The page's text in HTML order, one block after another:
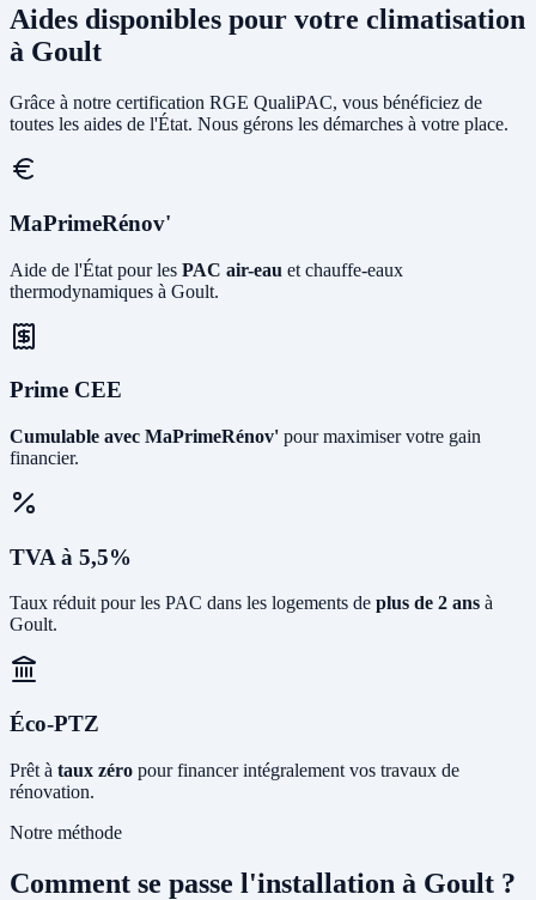
Aides disponibles pour votre climatisation
à Goult
Grâce à notre certification RGE QualiPAC, vous bénéficiez de
toutes les aides de l'État. Nous gérons les démarches à votre place.
MaPrimeRénov'
Aide de l'État pour les PAC air-eau et chauffe-eaux
thermodynamiques à Goult.
Prime CEE
Cumulable avec MaPrimeRénov' pour maximiser votre gain
financier.
TVA à 5,5%
Taux réduit pour les PAC dans les logements de plus de 2 ans à
Goult.
Éco-PTZ
Prêt à taux zéro pour financer intégralement vos travaux de
rénovation.
Notre méthode
Comment se passe l'installation à Goult ?